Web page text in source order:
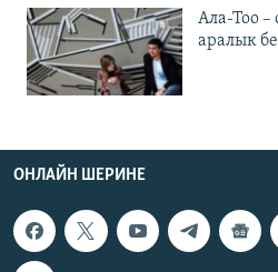
Ала-Тоо
аралык
ОНЛАЙН ШЕРИНЕ